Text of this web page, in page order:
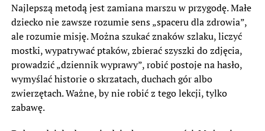
Najlepszą metodą jest zamiana marszu w przygodę. Małe
dziecko nie zawsze rozumie sens „spaceru dla zdrowia”,
ale rozumie misję. Można szukać znaków szlaku, liczyć
mostki, wypatrywać ptaków, zbierać szyszki do zdjęcia,
prowadzić „dziennik wyprawy”, robić postoje na hasło,
wymyślać historie o skrzatach, duchach gór albo
zwierzętach. Ważne, by nie robić z tego lekcji, tylko
zabawę.